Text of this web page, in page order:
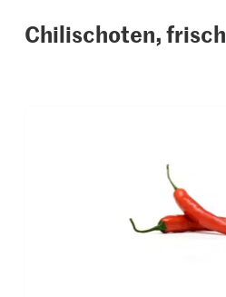
Chilischoten, frisch